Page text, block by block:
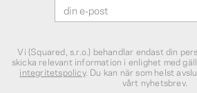
Vi (Squared, s.r.o.) behandlar endast din
skicka relevant information i enlighet med
integritetspolicy. Du kan när som helst
vårt nyhetsbrev.